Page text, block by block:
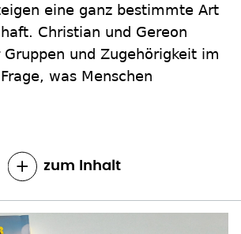
eine ganz bestimmte Art
Christian und Gereon
Gruppen und Zugehörigkeit im
was Menschen
zum Inhalt